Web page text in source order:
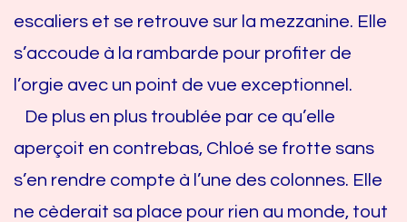
escaliers et se retrouve sur la mezzanine. Elle
s’accoude à la rambarde pour profiter de
l’orgie avec un point de vue exceptionnel.
De plus en plus troublée par ce qu’elle
aperçoit en contrebas, Chloé se frotte sans
s’en rendre compte à l’une des colonnes. Elle
ne cèderait sa place pour rien au monde, tout